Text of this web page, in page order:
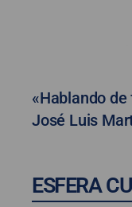
«Hablando
José Luis
ESFERA